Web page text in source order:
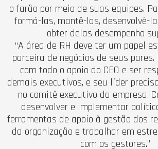
o farão por meio de suas equipes.
formá-las, mantê-las, desenvolvê-
obter delas desempenho
“A área de RH deve ter um papel
parceira de negócios de seus
com todo o apoio do CEO e ser
demais executivos, e seu líder
no comitê executivo da empresa.
desenvolver e implementar
ferramentas de apoio à gestão dos
da organização e trabalhar em
com os gestores.”